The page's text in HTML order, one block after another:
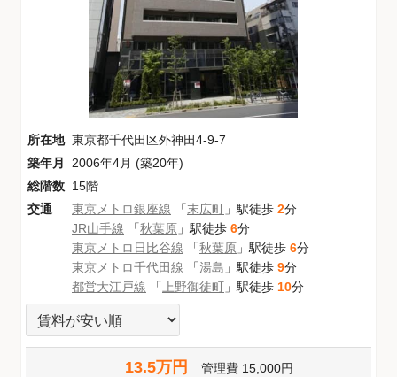
所在地 東京都千代田区外神田4-9-7
築年月
2006年4月 (築20年)
総階数 15階
交通
東京メトロ銀座線 「末広町 」駅徒歩 2分
JR山手線 「秋葉原 」駅徒歩 6分
東京メトロ日比谷線 「秋葉原 」駅徒歩 6分
東京メトロ千代田線 「湯島 」駅徒歩 9分
都営大江戸線 「 上野御徒町 」駅徒歩 10分
13.5万円 管理費 15,000円